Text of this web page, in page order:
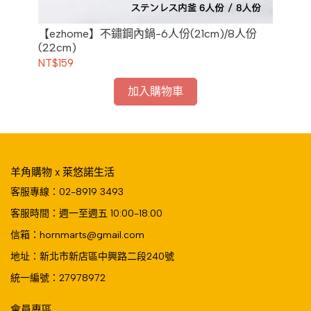
【ezhome】不鏽鋼內鍋-6人份(21cm)/8人份
(22cm)
NT$159
加入購物車
羊角購物 x 萊悠諾生活
客服專線：02-8919 3493
客服時間：週一至週五 10:00-18:00
信箱：hornmarts@gmail.com
地址：新北市新店區中興路二段240號
統一編號：27978972